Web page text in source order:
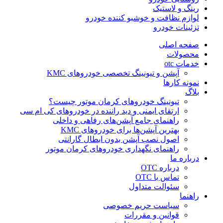
رینگ و لاستیک
لوازم نظافت و خوشبو کننده خودرو
تزئینات خودرو
صفحه اصلی
محصولات
خدمات otc
آپشن و تیونینگ تخصصی خودروهای KMC
نمونه کارها
بلاگ
تیونینگ خودروهای کرمان موتور چیست؟
ارتقای ایمنی و دید راننده در خودروهای کی ام سی
راهنمای جامع آپشن‌های رفاهی و داخلی
بهترین آپشن‌ها برای خودروهای KMC
اصول نصب آپشن بدون ابطال گارانتی
راهنمای نگهداری خودروهای کرمان موتور
درباره ما
درباره OTC
تماس با OTC
سئوالت متداول
راهنما
سیاست حریم خصوصی
قوانین و مقررات